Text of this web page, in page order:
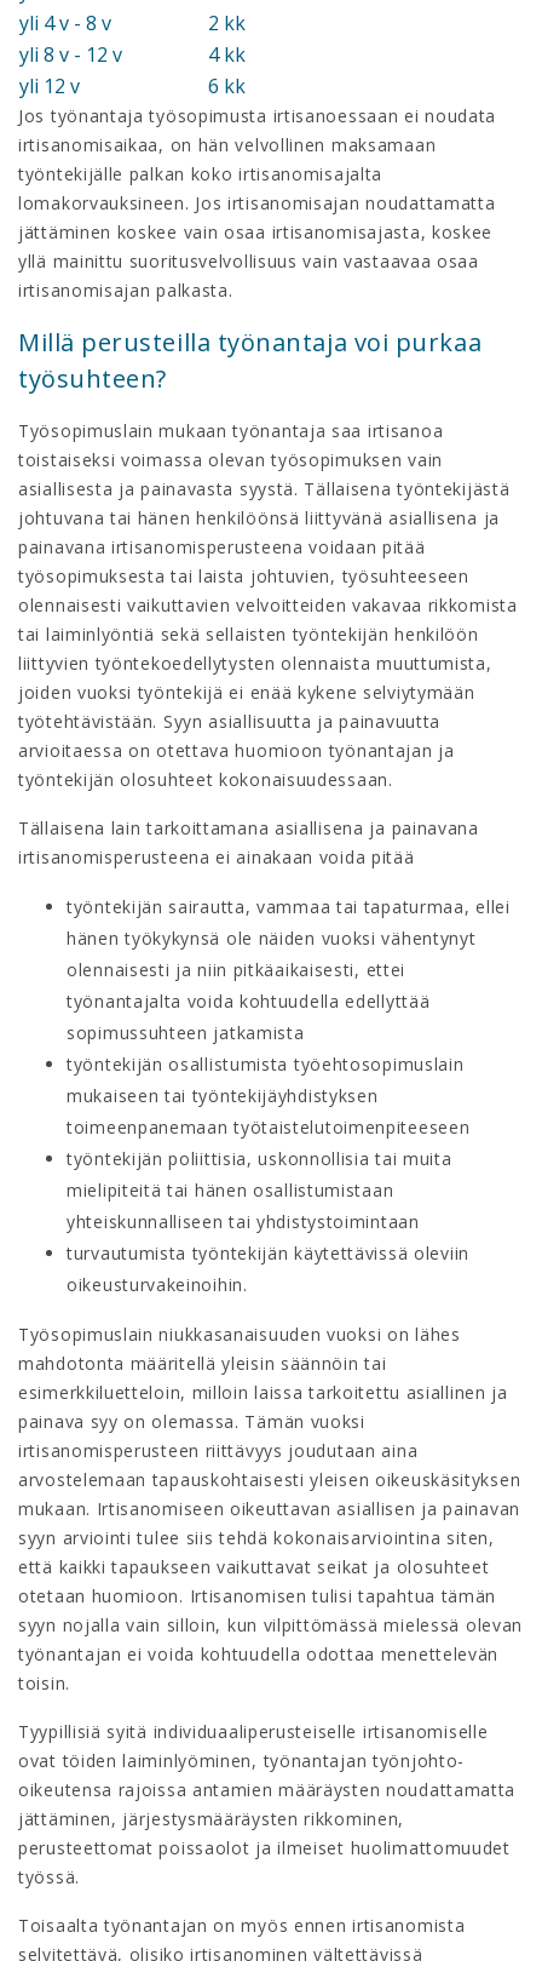
yli 4 v - 8 v
2 kk
yli 8 v - 12 v
4 kk
yli 12 v
6 kk
Jos työnantaja työsopimusta irtisanoessaan ei noudata
irtisanomisaikaa, on hän velvollinen maksamaan
työntekijälle palkan koko irtisanomisajalta
lomakorvauksineen. Jos irtisanomisajan noudattamatta
jättäminen koskee vain osaa irtisanomisajasta, koskee
yllä mainittu suoritusvelvollisuus vain vastaavaa osaa
irtisanomisajan palkasta.
Millä perusteilla työnantaja voi purkaa
työsuhteen?
Työsopimuslain mukaan työnantaja saa irtisanoa
toistaiseksi voimassa olevan työsopimuksen vain
asiallisesta ja painavasta syystä. Tällaisena työntekijästä
johtuvana tai hänen henkilöönsä liittyvänä asiallisena ja
painavana irtisanomisperusteena voidaan pitää
työsopimuksesta tai laista johtuvien, työsuhteeseen
olennaisesti vaikuttavien velvoitteiden vakavaa rikkomista
tai laiminlyöntiä sekä sellaisten työntekijän henkilöön
liittyvien työntekoedellytysten olennaista muuttumista,
joiden vuoksi työntekijä ei enää kykene selviytymään
työtehtävistään. Syyn asiallisuutta ja painavuutta
arvioitaessa on otettava huomioon työnantajan ja
työntekijän olosuhteet kokonaisuudessaan.
Tällaisena lain tarkoittamana asiallisena ja painavana
irtisanomisperusteena ei ainakaan voida pitää
työntekijän sairautta, vammaa tai tapaturmaa, ellei
hänen työkykynsä ole näiden vuoksi vähentynyt
olennaisesti ja niin pitkäaikaisesti, ettei
työnantajalta voida kohtuudella edellyttää
sopimussuhteen jatkamista
työntekijän osallistumista työehtosopimuslain
mukaiseen tai työntekijäyhdistyksen
toimeenpanemaan työtaistelutoimenpiteeseen
työntekijän poliittisia, uskonnollisia tai muita
mielipiteitä tai hänen osallistumistaan
yhteiskunnalliseen tai yhdistystoimintaan
turvautumista työntekijän käytettävissä oleviin
oikeusturvakeinoihin.
Työsopimuslain niukkasanaisuuden vuoksi on lähes
mahdotonta määritellä yleisin säännöin tai
esimerkkiluetteloin, milloin laissa tarkoitettu asiallinen ja
painava syy on olemassa. Tämän vuoksi
irtisanomisperusteen riittävyys joudutaan aina
arvostelemaan tapauskohtaisesti yleisen oikeuskäsityksen
mukaan. Irtisanomiseen oikeuttavan asiallisen ja painavan
syyn arviointi tulee siis tehdä kokonaisarviointina siten,
että kaikki tapaukseen vaikuttavat seikat ja olosuhteet
otetaan huomioon. Irtisanomisen tulisi tapahtua tämän
syyn nojalla vain silloin, kun vilpittömässä mielessä olevan
työnantajan ei voida kohtuudella odottaa menettelevän
toisin.
Tyypillisiä syitä individuaaliperusteiselle irtisanomiselle
ovat töiden laiminlyöminen, työnantajan työnjohto-
oikeutensa rajoissa antamien määräysten noudattamatta
jättäminen, järjestysmääräysten rikkominen,
perusteettomat poissaolot ja ilmeiset huolimattomuudet
työssä.
Toisaalta työnantajan on myös ennen irtisanomista
selvitettävä, olisiko irtisanominen vältettävissä